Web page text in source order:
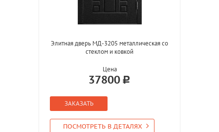
Элитная дверь МД-3205 металлическая со
стеклом и ковкой
Цена
37800
ЗАКАЗАТЬ
ПОСМОТРЕТЬ В ДЕТАЛЯХ